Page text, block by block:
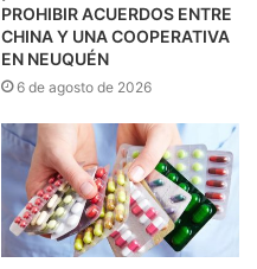
PROHIBIR ACUERDOS ENTRE
CHINA Y UNA COOPERATIVA
EN NEUQUÉN
6 de agosto de 2026